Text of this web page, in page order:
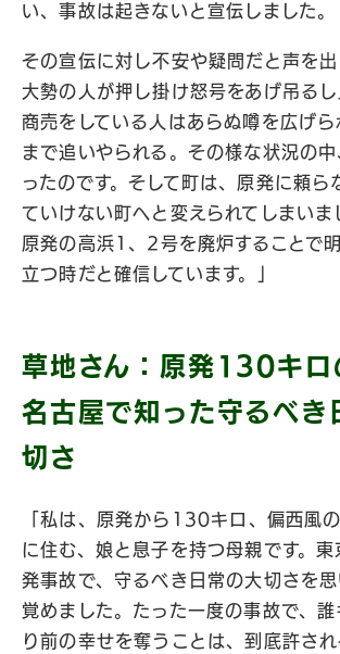
い、事故は起きないと宣伝しました。
その宣伝に対し不安や疑問だと声を
大勢の人が押し掛け怒号をあげ吊るし
商売をしている人はあらぬ噂を広げら
まで追いやられる。その様な状況の
ったのです。そして町は、原発に頼ら
ていけない町へと変えられてしまい
原発の高浜1、2号を廃炉することで
立つ時だと確信しています。」
草地さん：原発130キロ
名古屋で知った守るべき
切さ
「私は、原発から130キロ、偏西風
に住む、娘と息子を持つ母親です。東
発事故で、守るべき日常の大切さを
覚めました。たった一度の事故で、誰
り前の幸せを奪うことは、到底許さ